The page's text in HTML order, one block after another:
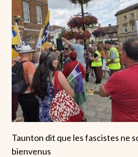
Taunton dit que les fascistes ne
bienvenus